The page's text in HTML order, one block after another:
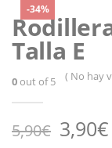
-34%
Talla E
0out of 5 ( No hay
5,90€ 3,90€